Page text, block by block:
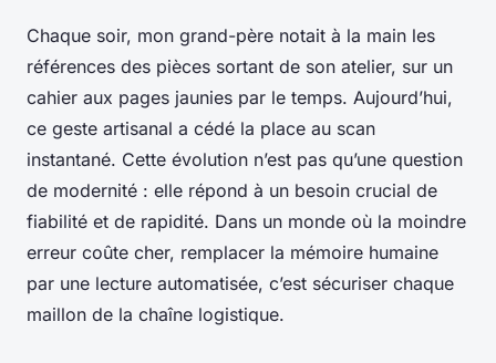
Chaque soir, mon grand-père notait à la main les
références des pièces sortant de son atelier, sur un
cahier aux pages jaunies par le temps. Aujourd’hui,
ce geste artisanal a cédé la place au scan
instantané. Cette évolution n’est pas qu’une question
de modernité : elle répond à un besoin crucial de
fiabilité et de rapidité. Dans un monde où la moindre
erreur coûte cher, remplacer la mémoire humaine
par une lecture automatisée, c’est sécuriser chaque
maillon de la chaîne logistique.